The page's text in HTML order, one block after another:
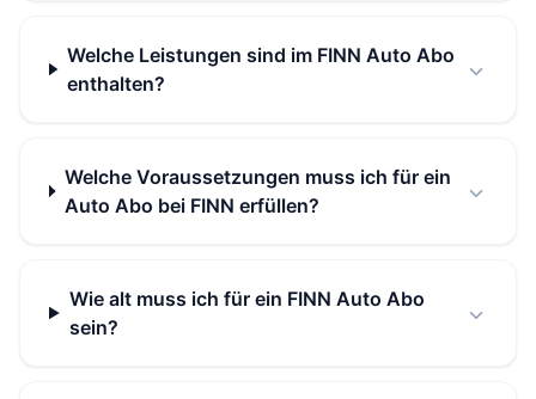
Welche Leistungen sind im FINN Auto Abo
enthalten?
Welche Voraussetzungen muss ich für ein
Auto Abo bei FINN erfüllen?
Wie alt muss ich für ein FINN Auto Abo
sein?